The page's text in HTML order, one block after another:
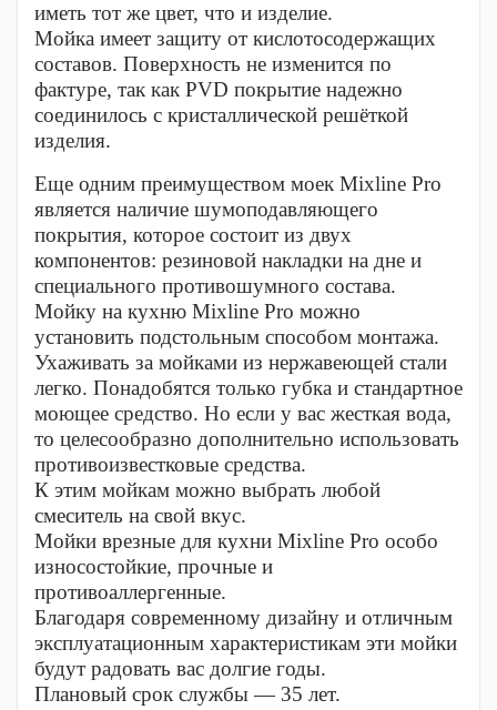
иметь тот же цвет, что и изделие.
Мойка имеет защиту от кислотосодержащих
составов. Поверхность не изменится по
фактуре, так как PVD покрытие надежно
соединилось с кристаллической решёткой
изделия.
Еще одним преимуществом моек Mixline Pro
является наличие шумоподавляющего
покрытия, которое состоит из двух
компонентов: резиновой накладки на дне и
специального противошумного состава.
Мойку на кухню Mixline Pro можно
установить подстольным способом монтажа.
Ухаживать за мойками из нержавеющей стали
легко. Понадобятся только губка и стандартное
моющее средство. Но если у вас жесткая вода,
то целесообразно дополнительно использовать
противоизвестковые средства.
К этим мойкам можно выбрать любой
смеситель на свой вкус.
Мойки врезные для кухни Mixline Pro особо
износостойкие, прочные и
противоаллергенные.
Благодаря современному дизайну и отличным
эксплуатационным характеристикам эти мойки
будут радовать вас долгие годы.
Плановый срок службы — 35 лет.